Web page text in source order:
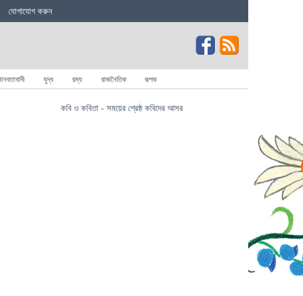
যোগাযোগ করুন
যুদ্ধ রম্য রাজনৈতিক রূপক
কবি ও কবিতা - সময়ের শ্রেষ্ঠ কবিদের আসর